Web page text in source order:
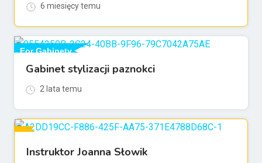
6 miesięcy temu
For Gabinety
Gabinet stylizacji paznokci
2 lata temu
For Znajdź szkoleniowca
Instruktor Joanna Słowik